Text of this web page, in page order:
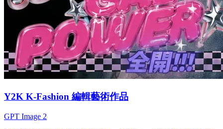
Y2K K-Fashion 編輯藝術作品
GPT Image 2